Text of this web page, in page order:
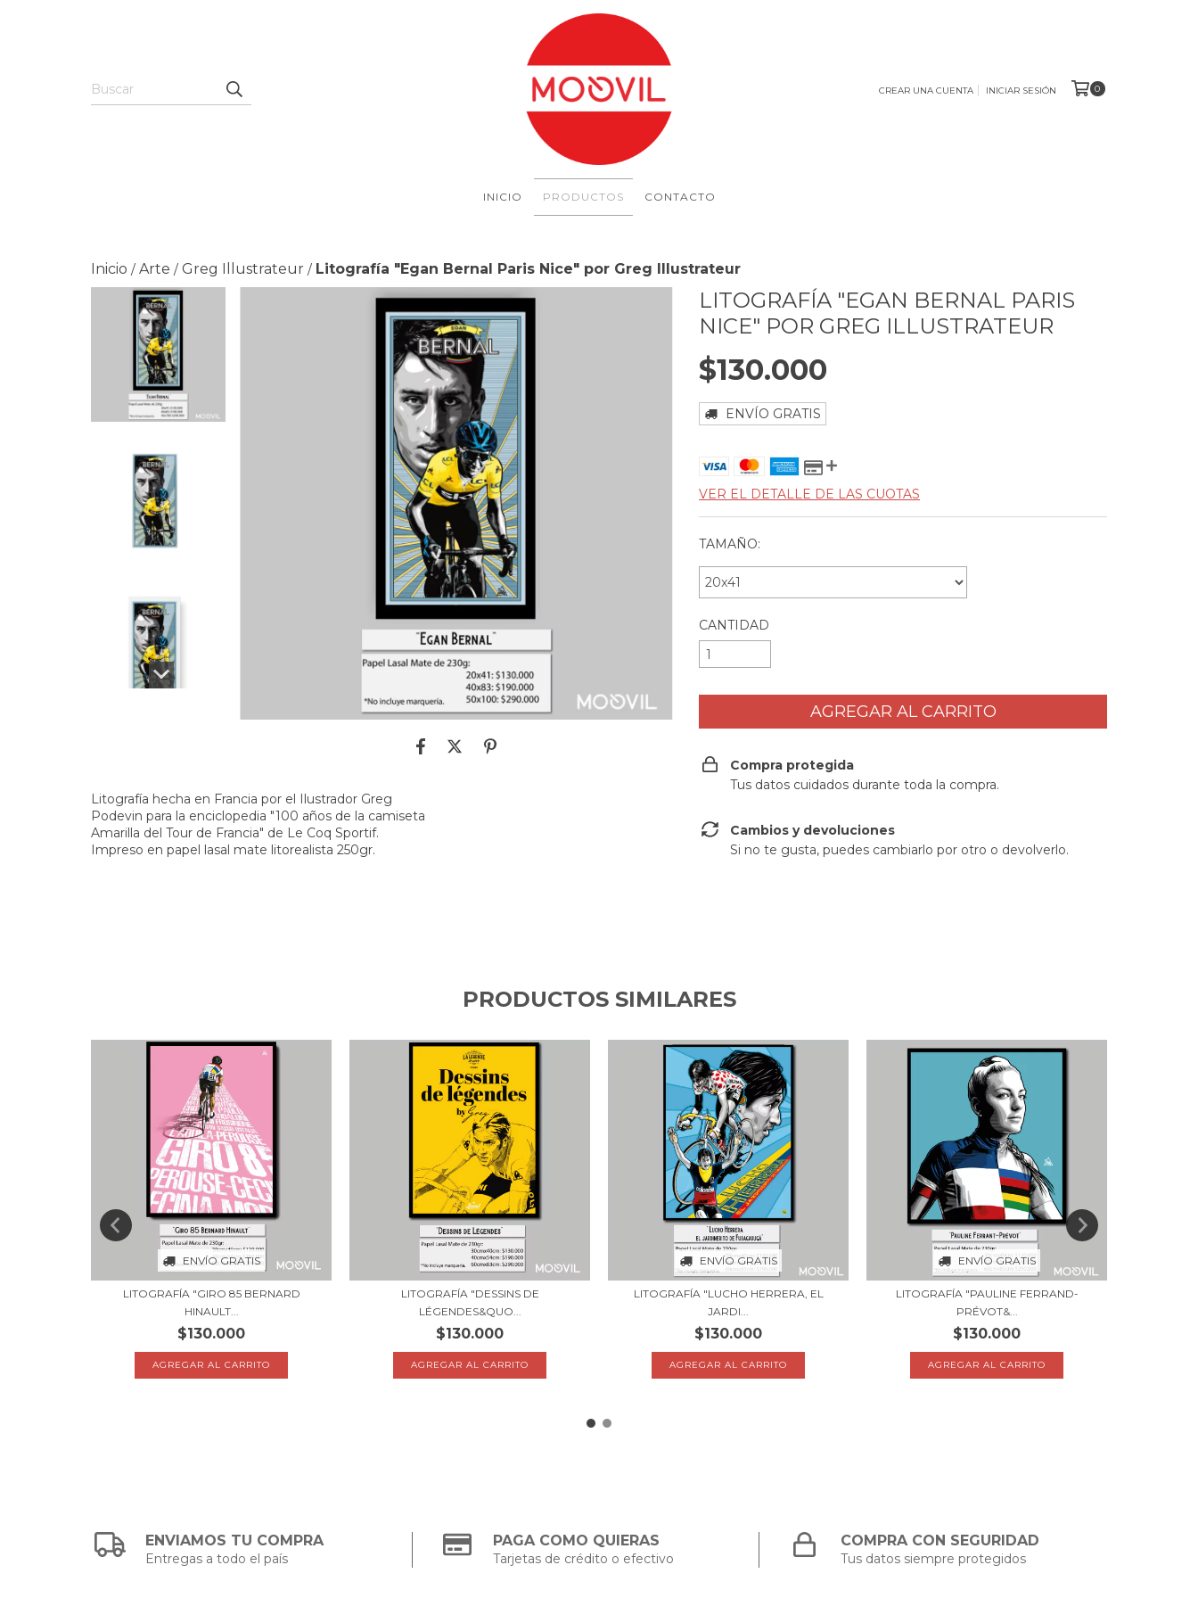
CREAR UNA CUENTA INICIAR SESIÓN 0
INICIO PRODUCTOS CONTACTO
Inicio / Arte / Greg Illustrateur / Litografía "Egan Bernal Paris Nice" por Greg Illustrateur
Litografía hecha en Francia por el Ilustrador Greg
Podevin para la enciclopedia "100 años de la camiseta
Amarilla del Tour de Francia" de Le Coq Sportif.
Impreso en papel lasal mate litorealista 250gr.
LITOGRAFÍA "EGAN BERNAL PARIS
NICE" POR GREG ILLUSTRATEUR
$130.000
ENVÍO GRATIS
VER EL DETALLE DE LAS CUOTAS
TAMAÑO:
CANTIDAD
Compra protegida
Tus datos cuidados durante toda la compra.
Cambios y devoluciones
Si no te gusta, puedes cambiarlo por otro o devolverlo.
PRODUCTOS SIMILARES
ENVÍO GRATIS
LITOGRAFÍA "GIRO 85 BERNARD
HINAULT...
$130.000
AGREGAR AL CARRITO
LITOGRAFÍA "DESSINS DE
LÉGENDES&QUO...
$130.000
AGREGAR AL CARRITO
ENVÍO GRATIS
LITOGRAFÍA "LUCHO HERRERA, EL
JARDI...
$130.000
AGREGAR AL CARRITO
ENVÍO GRATIS
LITOGRAFÍA "PAULINE FERRAND-
PRÉVOT&...
$130.000
AGREGAR AL CARRITO
ENVIAMOS TU COMPRA
Entregas a todo el país
PAGA COMO QUIERAS
Tarjetas de crédito o efectivo
COMPRA CON SEGURIDAD
Tus datos siempre protegidos